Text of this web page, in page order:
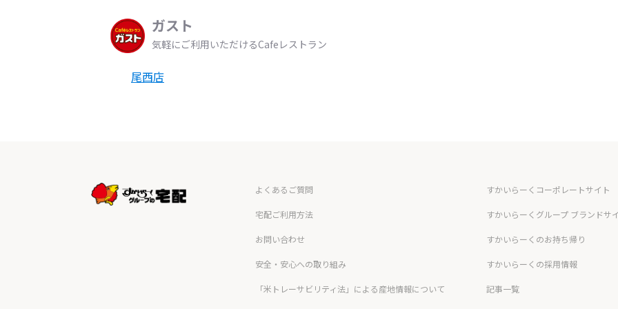
ガスト
気軽にご利用いただけるCafeレストラン
尾西店
よくあるご質問
宅配ご利用方法
お問い合わせ
安全・安心への取り組み
「米トレーサビリティ法」による産地情報について
すかいらーくコーポレートサイト
すかいらーくグループ ブランドサ
すかいらーくのお持ち帰り
すかいらーくの採用情報
記事一覧